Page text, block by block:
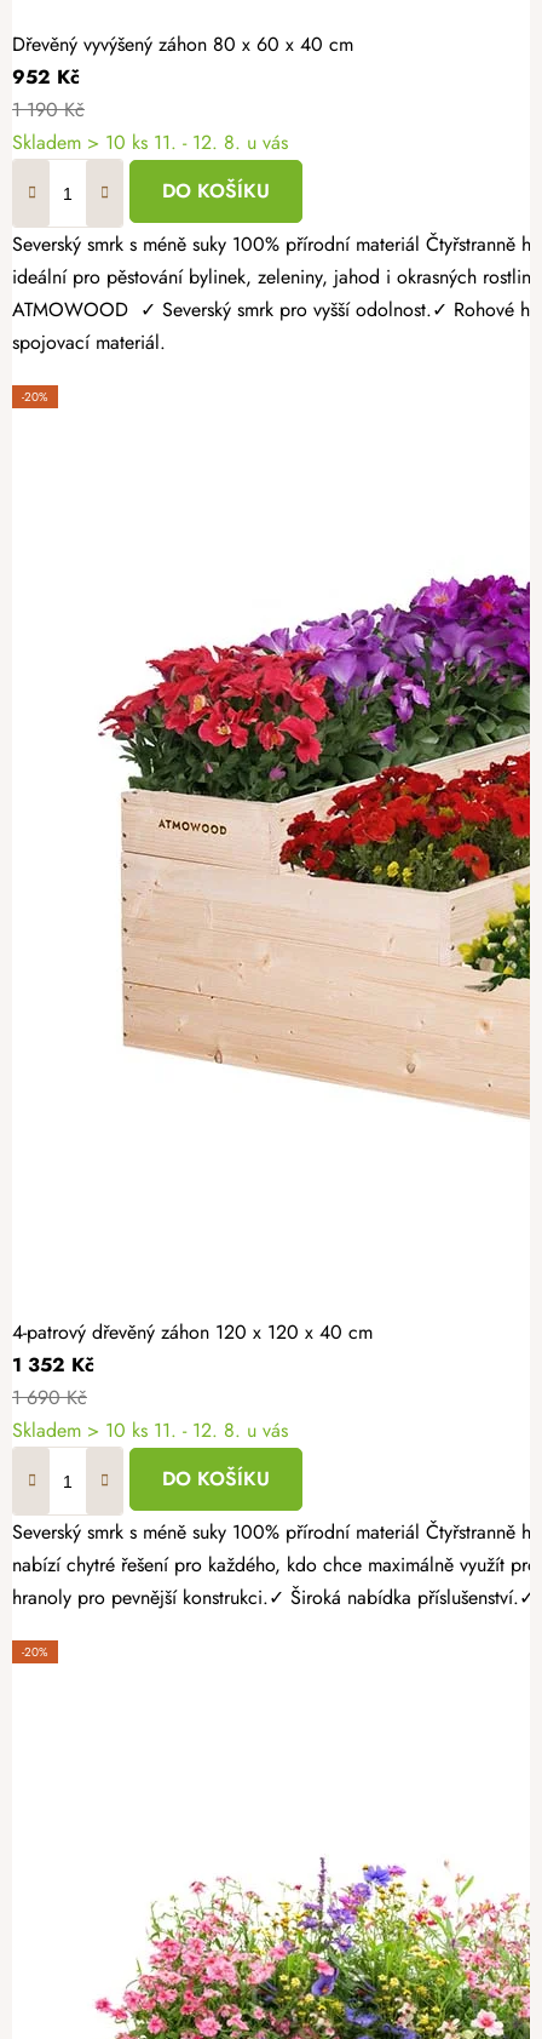
Dřevěný vyvýšený záhon 80 x 60 x 40 cm
952 Kč
1 190 Kč
Skladem > 10 ks 11. - 12. 8. u vás
DO KOŠÍKU
Severský smrk s méně suky 100% přírodní materiál Čtyřstranně hoblovaný masiv Vytvořte si vlastní zeleninovou zahrádku bez zbytečné námahy. Dřevěný vyvýšený záhon o rozměrech 80 × 60 × 40 cm je
ideální pro pěstování bylinek, zeleniny, jahod i okrasných
ATMOWOOD ✓ Severský smrk pro vyšší odolnost.✓ Rohové
spojovací materiál.
-20%
4-patrový dřevěný záhon 120 x 120 x 40 cm
1 352 Kč
1 690 Kč
Skladem > 10 ks 11. - 12. 8. u vás
DO KOŠÍKU
Severský smrk s méně suky 100% přírodní materiál Čtyřstranně hoblovaný masiv Vypěstujte si vlastní bylinky, jahody nebo čerstvou zeleninu přehledně a stylově. 4-patrový dřevěný záhon 120 × 120 × 40 cm
nabízí chytré řešení pro každého, kdo chce maximálně využít
hranoly pro pevnější konstrukci.✓ Široká nabídka
-20%